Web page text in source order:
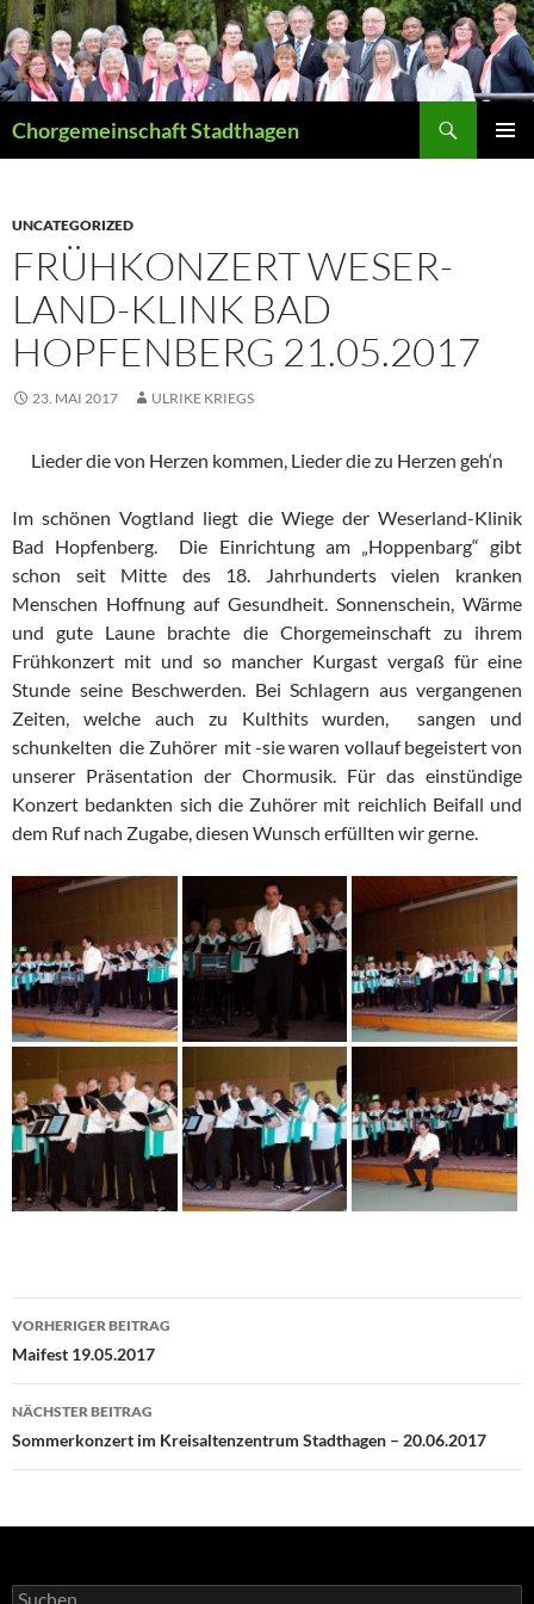
Chorgemeinschaft Stadthagen
UNCATEGORIZED
FRÜHKONZERT WESER-
LAND-KLINK BAD
HOPFENBERG 21.05.2017
23. MAI 2017 ULRIKE KRIEGS
Lieder die von Herzen kommen, Lieder die zu Herzen geh‘n
Im schönen Vogtland liegt die Wiege der Weserland-Klinik
Bad Hopfenberg. Die Einrichtung am „Hoppenbarg“ gibt
schon seit Mitte des 18. Jahrhunderts vielen kranken
Menschen Hoffnung auf Gesundheit. Sonnenschein, Wärme
und gute Laune brachte die Chorgemeinschaft zu ihrem
Frühkonzert mit und so mancher Kurgast vergaß für eine
Stunde seine Beschwerden. Bei Schlagern aus vergangenen
Zeiten, welche auch zu Kulthits wurden, sangen und
schunkelten die Zuhörer mit -sie waren vollauf begeistert von
unserer Präsentation der Chormusik. Für das einstündige
Konzert bedankten sich die Zuhörer mit reichlich Beifall und
dem Ruf nach Zugabe, diesen Wunsch erfüllten wir gerne.
Beitrags-
Navigation
VORHERIGER BEITRAG
Maifest 19.05.2017
NÄCHSTER BEITRAG
Sommerkonzert im Kreisaltenzentrum Stadthagen – 20.06.2017
Suche